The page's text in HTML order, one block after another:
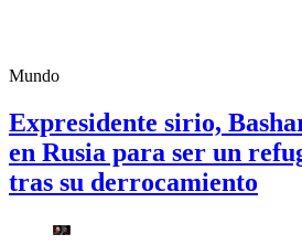
Mundo
Expresidente sirio,
en Rusia para ser un
tras su derrocamiento